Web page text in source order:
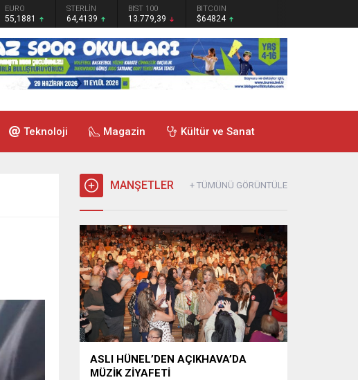
EURO
55,1881
STERLİN
64,4139
BIST 100
13.779,39
BITCOIN
$64824
Teknoloji Magazin Kültür ve Sanat
MANŞETLER + TÜMÜNÜ GÖRÜNTÜLE
ASLI HÜNEL’DEN AÇIKHAVA’DA
MÜZİK ZİYAFETİ